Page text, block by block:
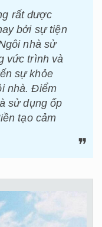
rất được
bởi sự tiện
nhà sử
vức trình và
sự khỏe
nhà. Điểm
sử dụng ốp
tạo cảm